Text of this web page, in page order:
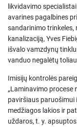
likvidavimo
avarines pagalbines
sandarinimo trinkeles,
kanalizaciją, Yves
išvalo vamzdynų
vanduo negalėtų
Imisijų kontrolės
„Laminavimo procese
paviršiaus paruošimui
medžiagos lakios ir
uždaros, t. y.